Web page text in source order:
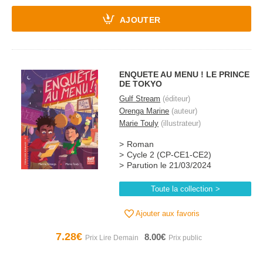
AJOUTER
ENQUETE AU MENU ! LE PRINCE
DE TOKYO
Gulf Stream (éditeur)
Orenga Marine (auteur)
Marie Touly (illustrateur)
Roman
Cycle 2 (CP-CE1-CE2)
Parution le 21/03/2024
Toute la collection
Ajouter aux favoris
7.28€ 8.00€